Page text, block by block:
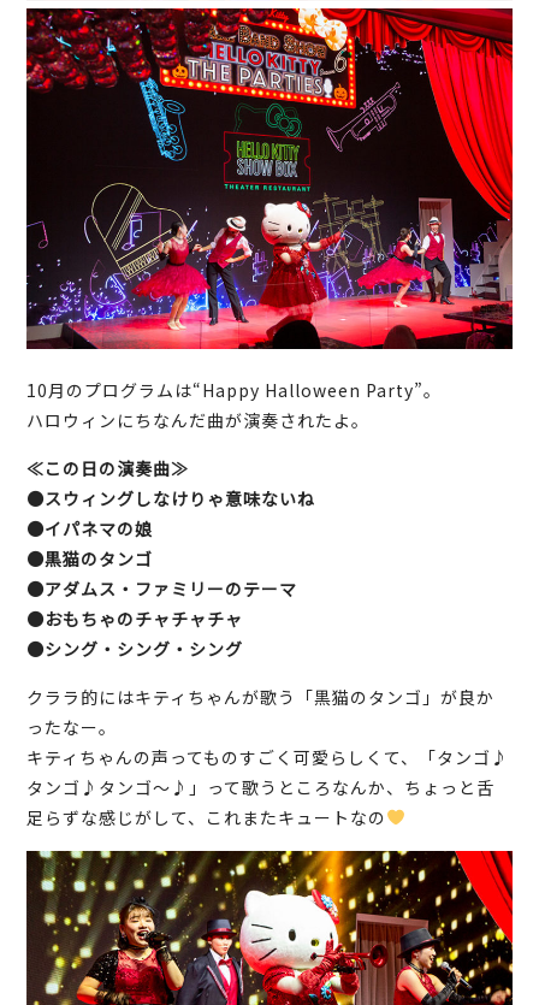
10月のプログラムは“Happy Halloween Party”。
ハロウィンにちなんだ曲が演奏されたよ。
≪この日の演奏曲≫
●スウィングしなけりゃ意味ないね
●イパネマの娘
●黒猫のタンゴ
●アダムス・ファミリーのテーマ
●おもちゃのチャチャチャ
●シング・シング・シング
クララ的にはキティちゃんが歌う「黒猫のタンゴ」が良か
ったなー。
キティちゃんの声ってものすごく可愛らしくて、「タンゴ♪
タンゴ♪タンゴ～♪」って歌うところなんか、ちょっと舌
足らずな感じがして、これまたキュートなの